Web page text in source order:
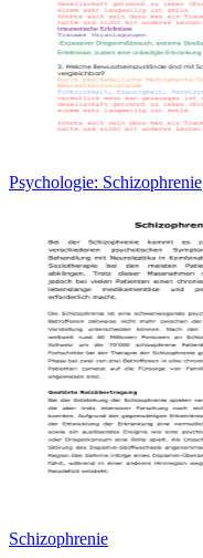
Psychologie: Schizophrenie
Schizophrenie